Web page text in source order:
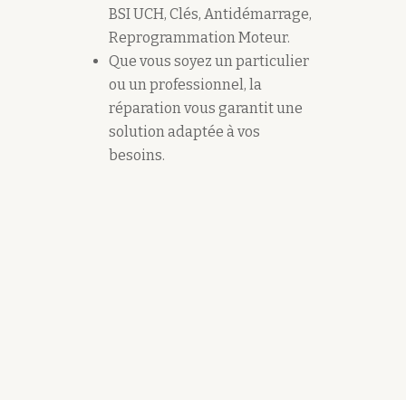
BSI UCH, Clés, Antidémarrage,
Reprogrammation Moteur.
Que vous soyez un particulier
ou un professionnel, la
réparation vous garantit une
solution adaptée à vos
besoins.